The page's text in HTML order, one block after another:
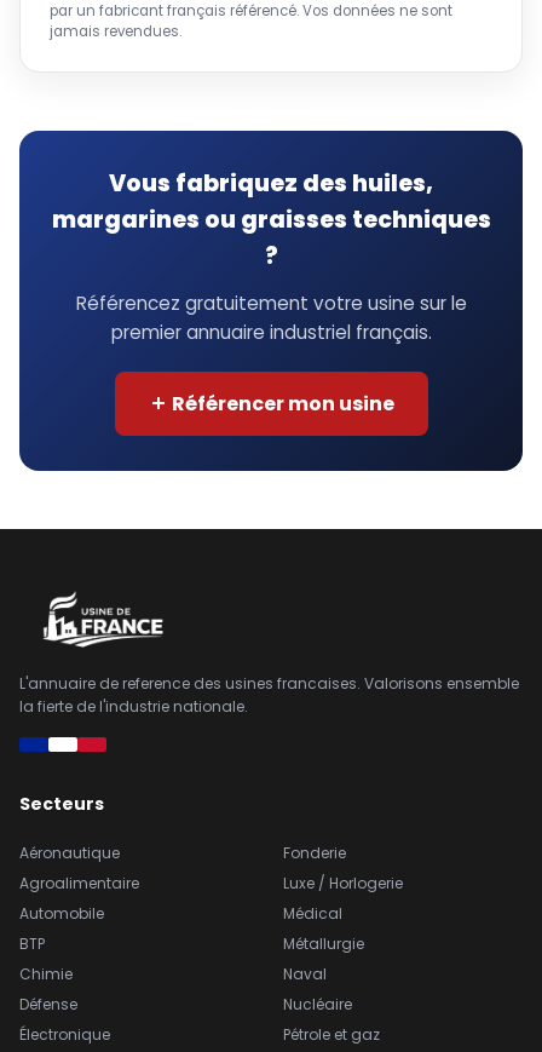
par un fabricant français référencé. Vos données ne sont
jamais revendues.
Vous fabriquez des huiles,
margarines ou graisses techniques
?
Référencez gratuitement votre usine sur le
premier annuaire industriel français.
Référencer mon usine
L'annuaire de reference des usines francaises. Valorisons ensemble
la fierte de l'industrie nationale.
Secteurs
Aéronautique
Agroalimentaire
Automobile
BTP
Chimie
Défense
Électronique
Fonderie
Luxe / Horlogerie
Médical
Métallurgie
Naval
Nucléaire
Pétrole et gaz